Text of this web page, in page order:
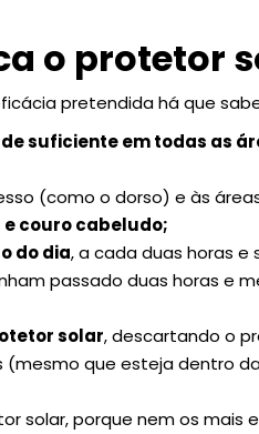
o protetor
pretendida há que
suficiente em todas as
(como o dorso) e às
e couro cabeludo;
do dia, a cada duas horas e
passado duas horas e
solar, descartando o
(mesmo que esteja dentro
solar, porque nem os mais